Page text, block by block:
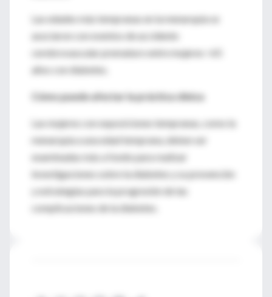
Las edades más tempranas en la menarquia se
asociaron con eventos de accidente
cerebrovascular prematuro entre mujeres <65
años con diabetes.
Cómo puede afectar la práctica clínica
Las mujeres con exposiciones tempranas, como la
menarquia a una edad temprana, deben ser
examinadas más a fondo para realizar
investigaciones sobre la diabetes y su prevención
y estrategias para la progresión de las
complicaciones de la diabetes.